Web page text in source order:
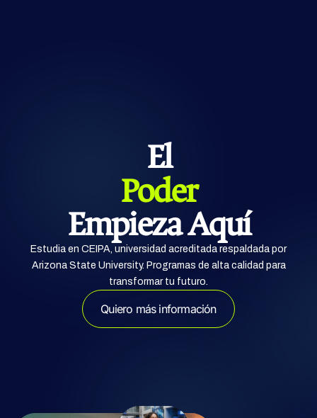
El
Hacer
Empieza Aquí
Estudia en CEIPA, universidad acreditada respaldada por
Arizona State University. Programas de alta calidad para
transformar tu futuro.
Quiero más información